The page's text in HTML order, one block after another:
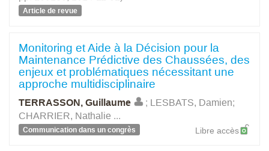
Article de revue
Monitoring et Aide à la Décision pour la
Maintenance Prédictive des Chaussées, des
enjeux et problématiques nécessitant une
approche multidisciplinaire
TERRASSON, Guillaume ; LESBATS, Damien;
CHARRIER, Nathalie ...
Communication dans un congrès Libre accès